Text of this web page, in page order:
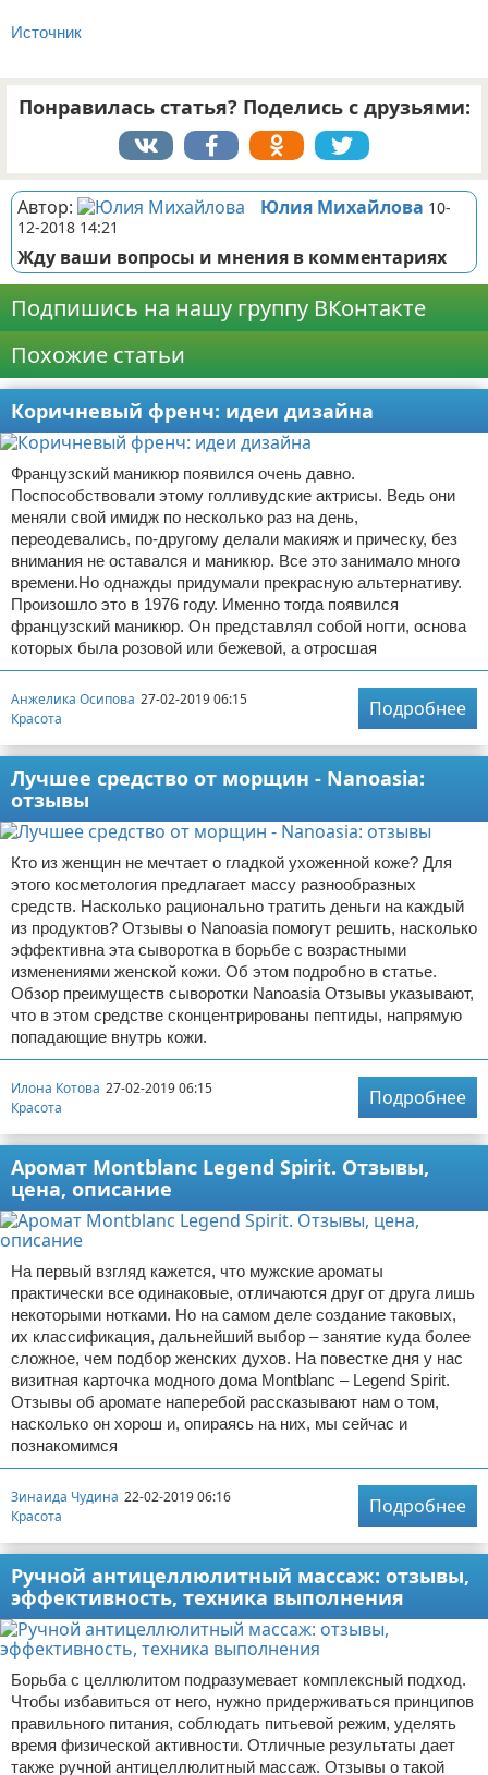
Источник
Понравилась статья? Поделись с друзьями:
Автор: Юлия Михайлова 10-
12-2018 14:21
Жду ваши вопросы и мнения в комментариях
Подпишись на нашу группу ВКонтакте
Похожие статьи
Коричневый френч: идеи дизайна
Французский маникюр появился очень давно.
Поспособствовали этому голливудские актрисы. Ведь они
меняли свой имидж по несколько раз на день,
переодевались, по-другому делали макияж и прическу, без
внимания не оставался и маникюр. Все это занимало много
времени.Но однажды придумали прекрасную альтернативу.
Произошло это в 1976 году. Именно тогда появился
французский маникюр. Он представлял собой ногти, основа
которых была розовой или бежевой, а отросшая
Анжелика Осипова 27-02-2019 06:15
Красота
Подробнее
Лучшее средство от морщин - Nanoasia:
отзывы
Кто из женщин не мечтает о гладкой ухоженной коже? Для
этого косметология предлагает массу разнообразных
средств. Насколько рационально тратить деньги на каждый
из продуктов? Отзывы о Nanoasia помогут решить, насколько
эффективна эта сыворотка в борьбе с возрастными
изменениями женской кожи. Об этом подробно в статье.
Обзор преимуществ сыворотки Nanoasia Отзывы указывают,
что в этом средстве сконцентрированы пептиды, напрямую
попадающие внутрь кожи.
Илона Котова 27-02-2019 06:15
Красота
Подробнее
Аромат Montblanc Legend Spirit. Отзывы,
цена, описание
На первый взгляд кажется, что мужские ароматы
практически все одинаковые, отличаются друг от друга лишь
некоторыми нотками. Но на самом деле создание таковых,
их классификация, дальнейший выбор – занятие куда более
сложное, чем подбор женских духов. На повестке дня у нас
визитная карточка модного дома Montblanc – Legend Spirit.
Отзывы об аромате наперебой рассказывают нам о том,
насколько он хорош и, опираясь на них, мы сейчас и
познакомимся
Зинаида Чудина 22-02-2019 06:16
Красота
Подробнее
Ручной антицеллюлитный массаж: отзывы,
эффективность, техника выполнения
Борьба с целлюлитом подразумевает комплексный подход.
Чтобы избавиться от него, нужно придерживаться принципов
правильного питания, соблюдать питьевой режим, уделять
время физической активности. Отличные результаты дает
также ручной антицеллюлитный массаж. Отзывы о такой